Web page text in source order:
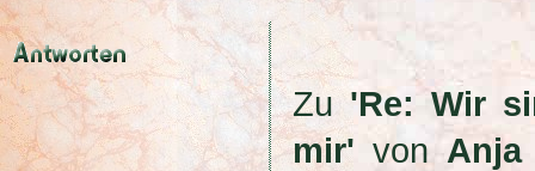
Zu 'Re: Wir
mir' vonAnja